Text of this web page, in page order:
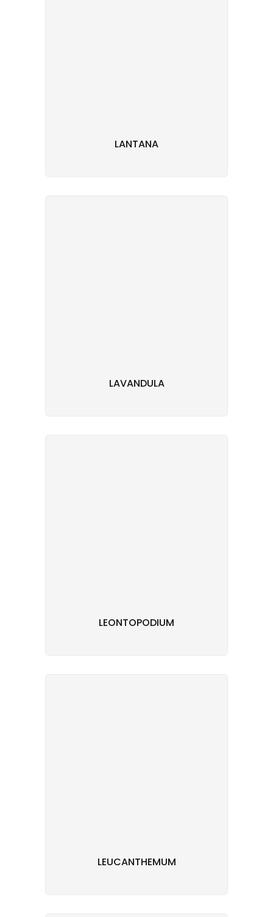
LANTANA
LAVANDULA
LEONTOPODIUM
LEUCANTHEMUM